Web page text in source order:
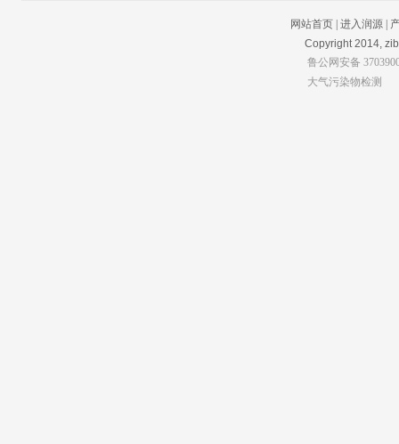
网站首页 进入润源
Copyright 2014,
鲁公网安备
大气污染物检测